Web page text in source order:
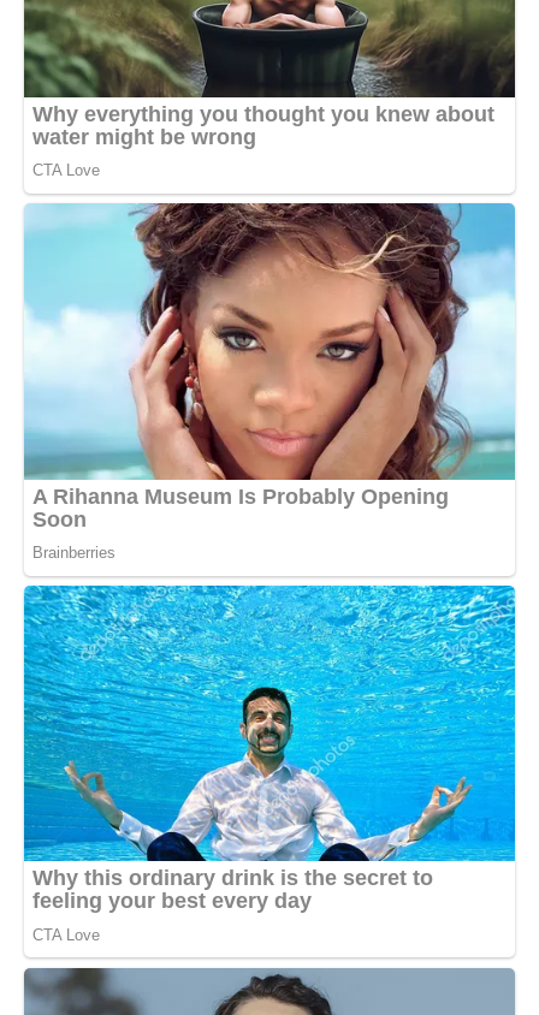
свекруха й дівчина її сина, а як дві жінки, які зрозуміли
одну й ту саму пастку.
Але з Артемом було складніше.
Він не хотів визнавати, що його галасливий дім, який я так
полюбила, має й темний бік.
— Ти хочеш, щоб я обирав між тобою і родиною? —
запитав він.
— Ні. Я хочу, щоб ти обрав дорослість.